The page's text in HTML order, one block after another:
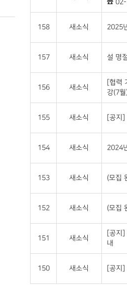
☎ 02-
158 새소식 2025
157 새소식 설 명
156 새소식
[협력
강(7월
155 새소식 [공지]
154 새소식 2024
153 새소식 (모집
152 새소식 (모집
151 새소식
[공지]
내
150 새소식 [공지]